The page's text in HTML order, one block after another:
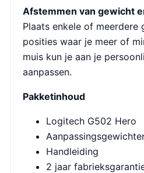
Afstemmen van gewicht
Plaats enkele of meerdere
posities waar je meer of
muis kun je aan je
aanpassen.
Pakketinhoud
Logitech G502 Hero
Handleiding
2 jaar